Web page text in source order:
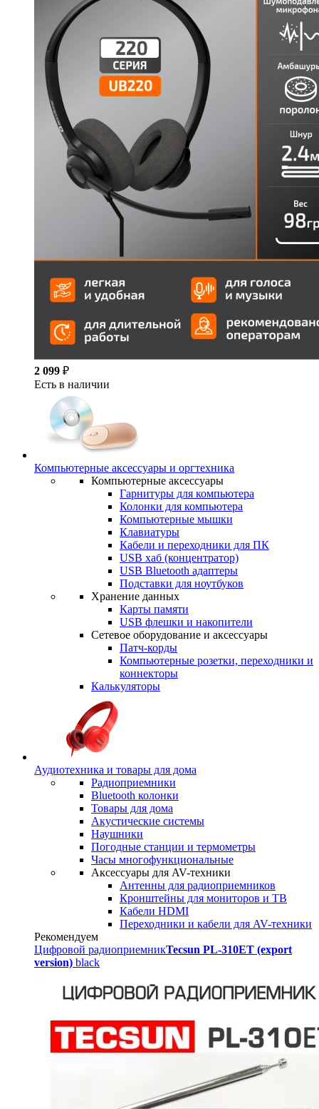
2 099 ₽
Есть в наличии
Компьютерные аксессуары и оргтехника
Компьютерные аксессуары
Гарнитуры для компьютера
Колонки для компьютера
Компьютерные мышки
Клавиатуры
Кабели и переходники для ПК
USB хаб (концентратор)
USB Bluetooth адаптеры
Подставки для ноутбуков
Хранение данных
Карты памяти
USB флешки и накопители
Сетевое оборудование и аксессуары
Патч-корды
Компьютерные розетки, переходники и
коннекторы
Калькуляторы
Аудиотехника и товары для дома
Радиоприемники
Bluetooth колонки
Товары для дома
Акустические системы
Наушники
Погодные станции и термометры
Часы многофункциональные
Аксессуары для AV-техники
Антенны для радиоприемников
Кронштейны для мониторов и ТВ
Кабели HDMI
Переходники и кабели для AV-техники
Рекомендуем
Цифровой радиоприемникTecsun PL-310ET (export
version) black